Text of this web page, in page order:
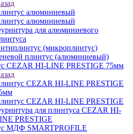
алюминиевый
алюминиевый
для алюминиевого
(микроплинтус)
плинтус (алюминиевый)
CEZAR HI-LINE PRESTIGE 75мм
CEZAR HI-LINE PRESTIGE
CEZAR HI-LINE PRESTIGE
для плинтуса CEZAR HI-
PRESTIGE
МДФ SMARTPROFILE